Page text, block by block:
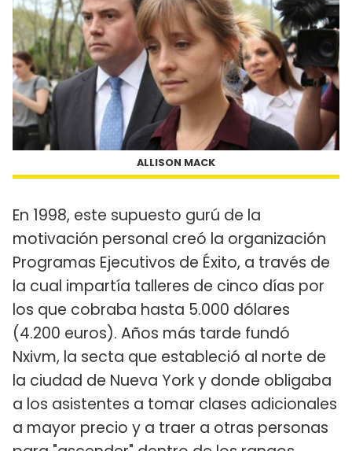
ALLISON MACK
En 1998, este supuesto gurú de la
motivación personal creó la organización
Programas Ejecutivos de Éxito, a través de
la cual impartía talleres de cinco días por
los que cobraba hasta 5.000 dólares
(4.200 euros). Años más tarde fundó
Nxivm, la secta que estableció al norte de
la ciudad de Nueva York y donde obligaba
a los asistentes a tomar clases adicionales
a mayor precio y a traer a otras personas